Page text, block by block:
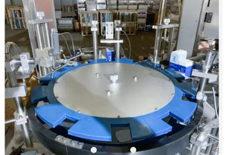
PRIVACY
POLICY